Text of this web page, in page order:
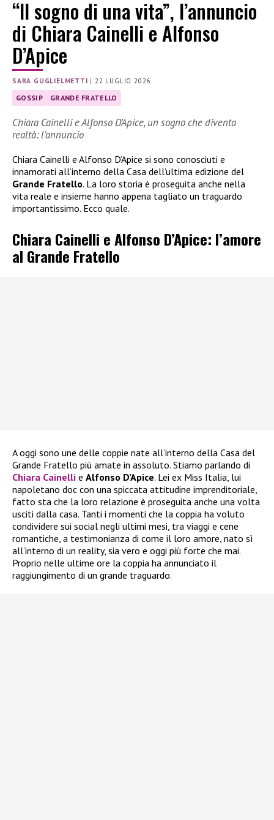
“Il sogno di una vita”, l’annuncio
di Chiara Cainelli e Alfonso
D’Apice
SARA GUGLIELMETTI |22 LUGLIO 2026
GOSSIP GRANDE FRATELLO
Chiara Cainelli e Alfonso D’Apice, un sogno che diventa
realtà: l’annuncio
Chiara Cainelli e Alfonso D’Apice si sono conosciuti e
innamorati all’interno della Casa dell’ultima edizione del
Grande Fratello. La loro storia è proseguita anche nella
vita reale e insieme hanno appena tagliato un traguardo
importantissimo. Ecco quale.
Chiara Cainelli e Alfonso D’Apice: l’amore
al Grande Fratello
A oggi sono une delle coppie nate all’interno della Casa del
Grande Fratello più amate in assoluto. Stiamo parlando di
Chiara Cainelli e Alfonso D’Apice. Lei ex Miss Italia, lui
napoletano doc con una spiccata attitudine imprenditoriale,
fatto sta che la loro relazione è proseguita anche una volta
usciti dalla casa. Tanti i momenti che la coppia ha voluto
condividere sui social negli ultimi mesi, tra viaggi e cene
romantiche, a testimonianza di come il loro amore, nato sì
all’interno di un reality, sia vero e oggi più forte che mai.
Proprio nelle ultime ore la coppia ha annunciato il
raggiungimento di un grande traguardo.